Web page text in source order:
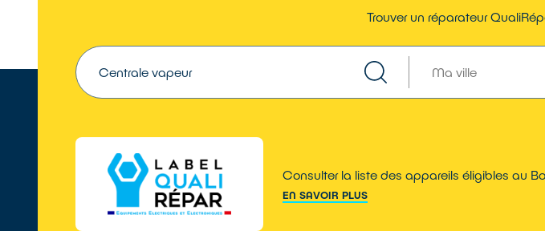
Trouver un réparateur
Consulter la liste des appareils éligibles au
EN SAVOIR PLUS